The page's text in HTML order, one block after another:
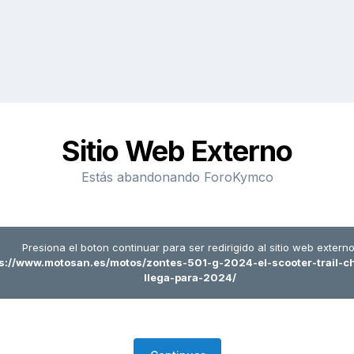
Sitio Web Externo
Estás abandonando ForoKymco
Presiona el boton continuar para ser redirigido al sitio web
www.motosan.es/motos/zontes-501-g-2024-el-scooter-trail-
llega-para-2024/